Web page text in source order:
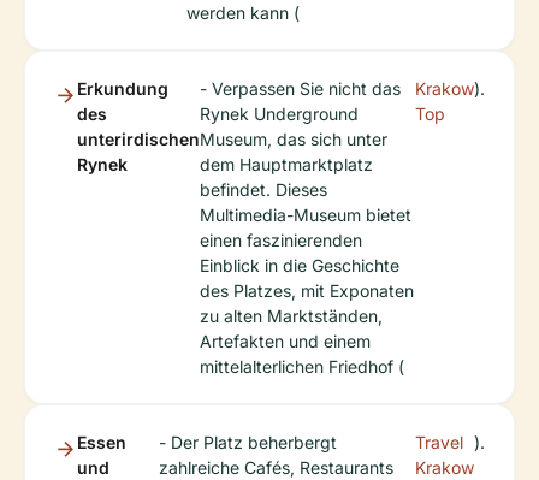
werden kann (
Erkundung
des
unterirdischen
Rynek
- Verpassen Sie nicht das
Rynek Underground
Museum, das sich unter
dem Hauptmarktplatz
befindet. Dieses
Multimedia-Museum bietet
einen faszinierenden
Einblick in die Geschichte
des Platzes, mit Exponaten
zu alten Marktständen,
Artefakten und einem
mittelalterlichen Friedhof (
Krakow
Top
).
Essen
und
- Der Platz beherbergt
zahlreiche Cafés, Restaurants
Travel
Krakow
).